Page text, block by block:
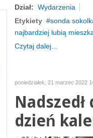
Dział: Wydarzenia
Etykiety
sonda
najbardziej lubią
Czytaj dalej...
poniedziałek, 21 marzec 2022
dzień